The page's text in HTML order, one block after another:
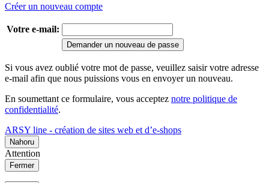
Créer un nouveau compte
Votre e-mail:
Demander un nouveau de passe
Si vous avez oublié votre mot de passe, veuillez saisir votre adresse
e-mail afin que nous puissions vous en envoyer un nouveau.
En soumettant ce formulaire, vous acceptez notre politique de
confidentialité.
ARSY line - création de sites web et d’e-shops
Nahoru
Attention
Fermer